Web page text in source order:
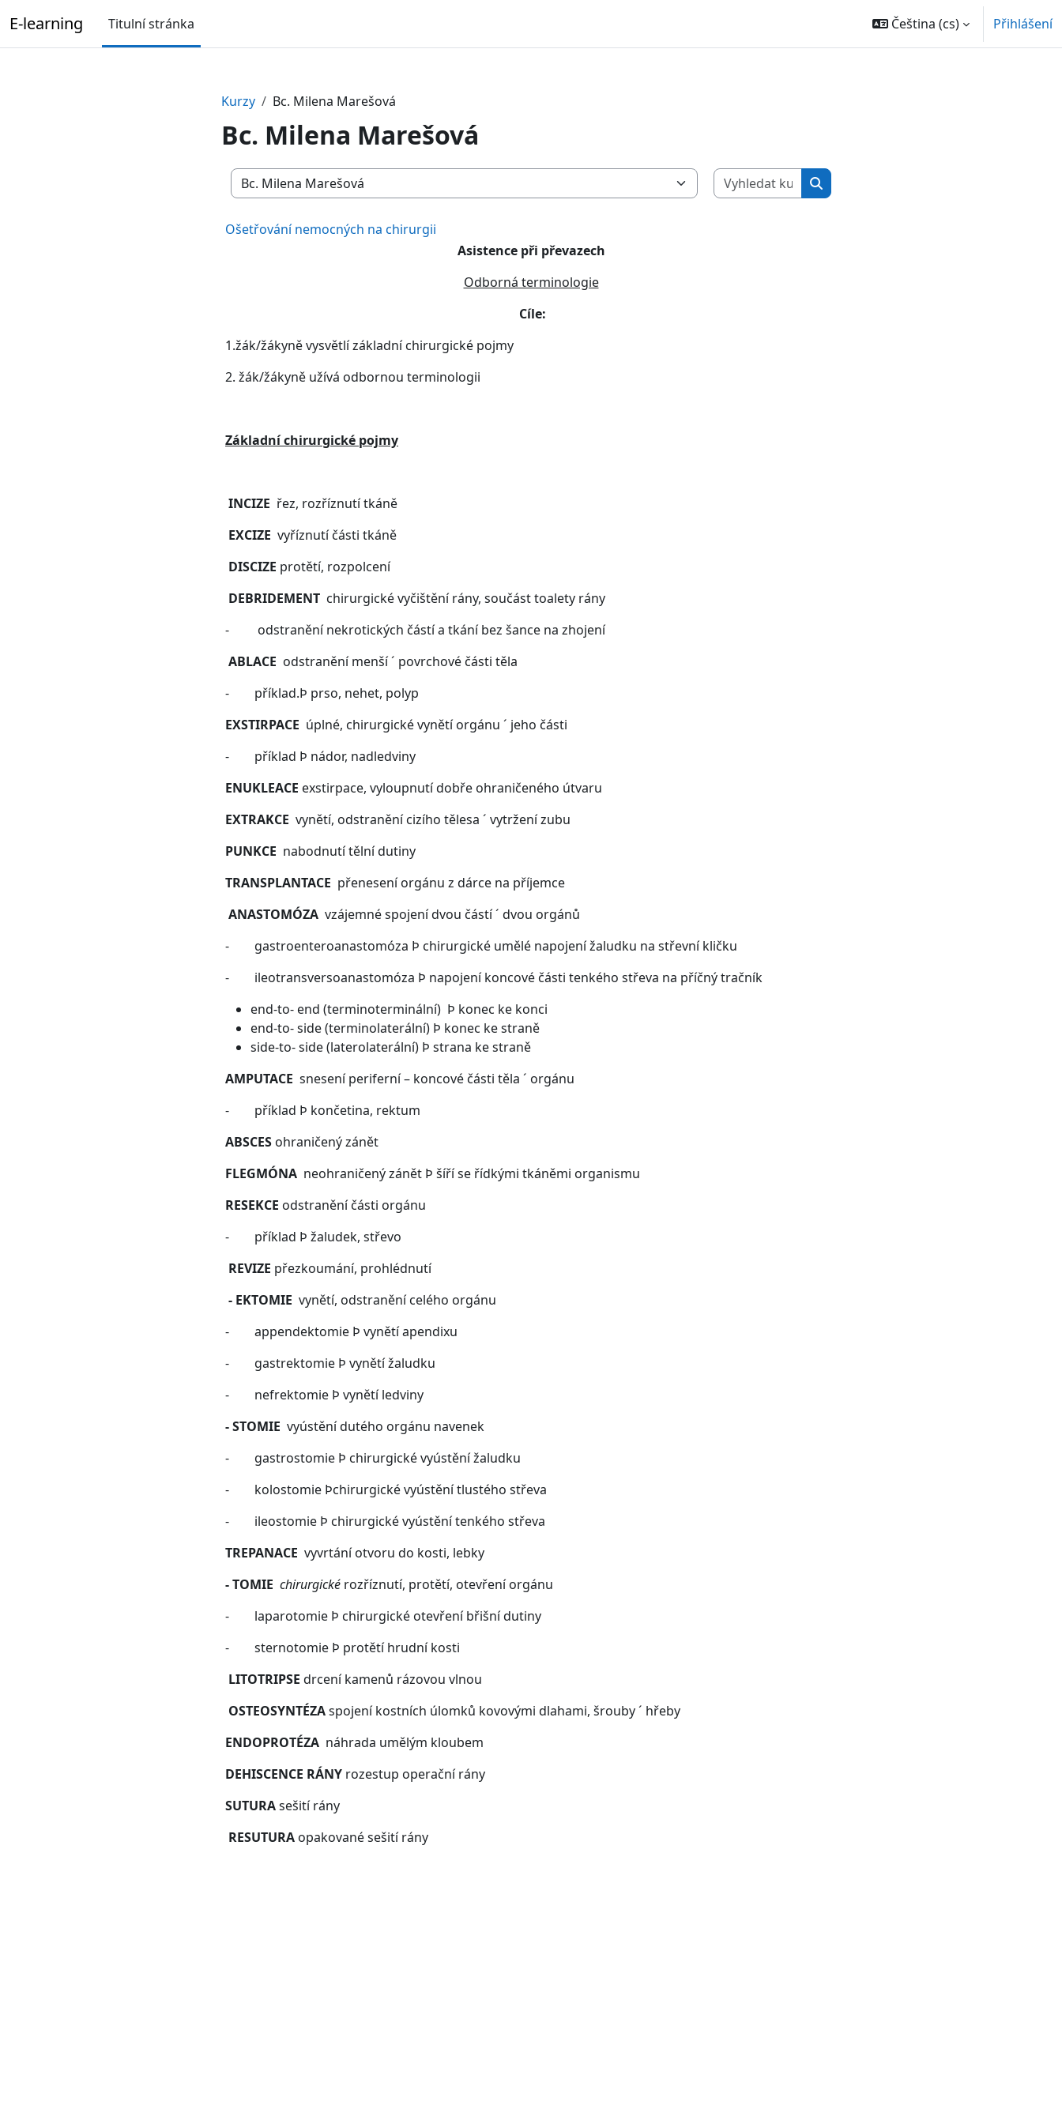
E-learning Titulní stránka Čeština ‎(cs)‎ Přihlášení
Kurzy Bc. Milena Marešová
Bc. Milena Marešová
Kategorie kurzů
Vyhledat kurzy
Vyhledat kurzy
Ošetřování nemocných na chirurgii
Asistence při převazech
Odborná terminologie
Cíle:
1.žák/žákyně vysvětlí základní chirurgické pojmy
2. žák/žákyně užívá odbornou terminologii
Základní chirurgické pojmy
INCIZE řez, rozříznutí tkáně
EXCIZE vyříznutí části tkáně
DISCIZE protětí, rozpolcení
DEBRIDEMENT chirurgické vyčištění rány, součást toalety rány
- odstranění nekrotických částí a tkání bez šance na zhojení
ABLACE odstranění menší ´ povrchové části těla
- příklad.Þ prso, nehet, polyp
EXSTIRPACE úplné, chirurgické vynětí orgánu ´ jeho části
- příklad Þ nádor, nadledviny
ENUKLEACE exstirpace, vyloupnutí dobře ohraničeného útvaru
EXTRAKCE vynětí, odstranění cizího tělesa ´ vytržení zubu
PUNKCE nabodnutí tělní dutiny
TRANSPLANTACE přenesení orgánu z dárce na příjemce
ANASTOMÓZA vzájemné spojení dvou částí ´ dvou orgánů
- gastroenteroanastomóza Þ chirurgické umělé napojení žaludku na střevní kličku
- ileotransversoanastomóza Þ napojení koncové části tenkého střeva na příčný tračník
end-to- end (terminoterminální) Þ konec ke konci
end-to- side (terminolaterální) Þ konec ke straně
side-to- side (laterolaterální) Þ strana ke straně
AMPUTACE snesení periferní – koncové části těla ´ orgánu
- příklad Þ končetina, rektum
ABSCES ohraničený zánět
FLEGMÓNA neohraničený zánět Þ šíří se řídkými tkáněmi organismu
RESEKCE odstranění části orgánu
- příklad Þ žaludek, střevo
REVIZE přezkoumání, prohlédnutí
- EKTOMIE vynětí, odstranění celého orgánu
- appendektomie Þ vynětí apendixu
- gastrektomie Þ vynětí žaludku
- nefrektomie Þ vynětí ledviny
- STOMIE vyústění dutého orgánu navenek
- gastrostomie Þ chirurgické vyústění žaludku
- kolostomie Þchirurgické vyústění tlustého střeva
- ileostomie Þ chirurgické vyústění tenkého střeva
TREPANACE vyvrtání otvoru do kosti, lebky
- TOMIE chirurgické rozříznutí, protětí, otevření orgánu
- laparotomie Þ chirurgické otevření břišní dutiny
- sternotomie Þ protětí hrudní kosti
LITOTRIPSE drcení kamenů rázovou vlnou
OSTEOSYNTÉZAspojení kostních úlomků kovovými dlahami, šrouby ´ hřeby
ENDOPROTÉZA náhrada umělým kloubem
DEHISCENCE RÁNY rozestup operační rány
SUTURAsešití rány
RESUTURA opakované sešití rány